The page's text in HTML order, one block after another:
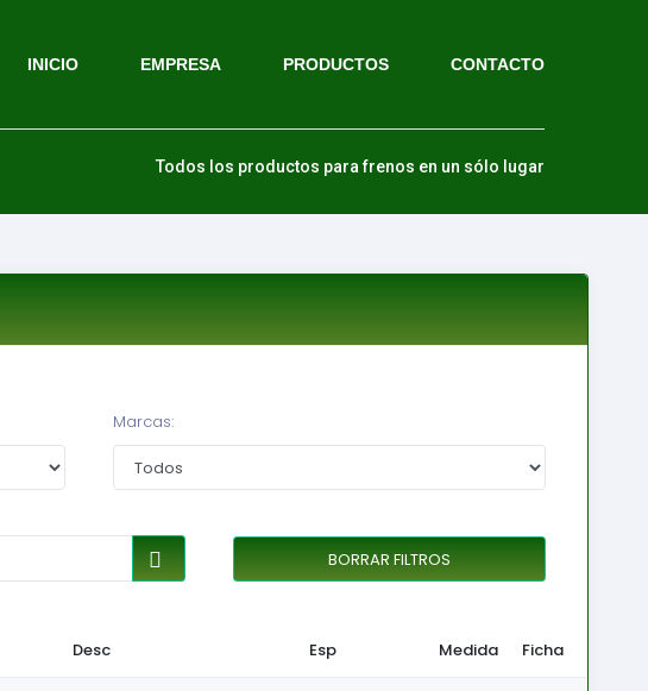
INICIO EMPRESA PRODUCTOS CONTACTO
Todos los productos para frenos en un sólo lugar